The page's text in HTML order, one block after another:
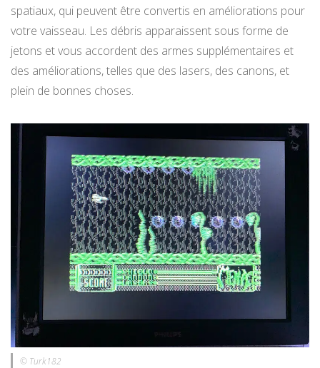
spatiaux, qui peuvent être convertis en améliorations pour
votre vaisseau. Les débris apparaissent sous forme de
jetons et vous accordent des armes supplémentaires et
des améliorations, telles que des lasers, des canons, et
plein de bonnes choses.
© Turk182